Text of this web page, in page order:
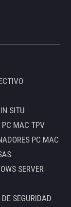
SITU
PC MAC TPV
PC MAC
SERVER
SEGURIDAD